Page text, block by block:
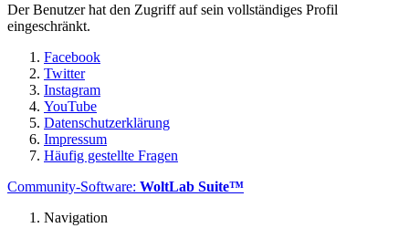
Der Benutzer hat den Zugriff auf sein vollständiges Profil
eingeschränkt.
Facebook
Twitter
Instagram
YouTube
Datenschutzerklärung
Impressum
Häufig gestellte Fragen
Community-Software: WoltLab Suite™
Navigation